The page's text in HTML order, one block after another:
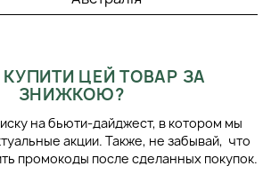
кількість автозагара Bali Body на шкіру
рухами. Використовуйте залишки
та ступнях.
ЦЕЙ ТОВАР ЗА
ЗНИЖКОЮ?
на бьюти-дайджест, в котором мы
акции. Также, не забывай, что
промокоды после сделанных покупок.